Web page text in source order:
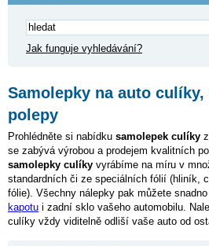
Jak funguje vyhledávání?
Samolepky na auto
polepy
Prohlédněte si nabídku samolepek culíky
se zabývá výrobou a prodejem kvalitních
samolepky culíky vyrábíme na míru v
standardních či ze speciálních fólií (hliník,
fólie). Všechny nálepky pak můžete
kapotu i zadní sklo vašeho automobilu.
culíky vždy viditelně odliší vaše auto od